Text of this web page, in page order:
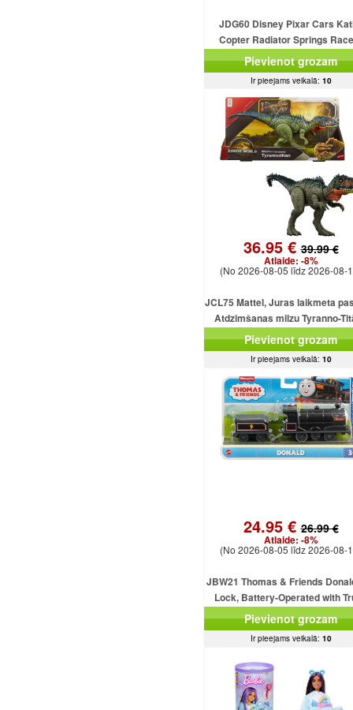
JDG60 Disney Pixar Cars
Copter Radiator Springs
Rescue MATTEL
Pievienot grozam
Ir pieejams veikalā: 10
36.95 €39.99 €
Atlaide: -8%
(No 2026-08-05 līdz 2026-08-
JCL75 Mattel, Juras laikmeta
Atdzimšanas milzu Tyranno-
uzbrukuma dinozaura
Pievienot grozam
Ir pieejams veikalā: 10
24.95 €26.99 €
Atlaide: -8%
(No 2026-08-05 līdz 2026-08-
JBW21 Thomas & Friends
Lock, Battery-Operated with
MATTEL
Pievienot grozam
Ir pieejams veikalā: 10